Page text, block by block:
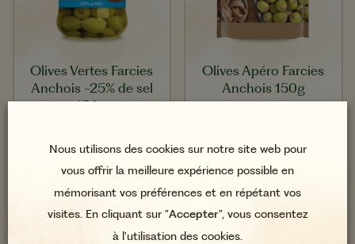
Olives Vertes Farcies
Anchois -25% de sel
180g
Olives Apéro Farcies
Anchois 150g
Nous utilisons des cookies sur notre site web pour
vous offrir la meilleure expérience possible en
mémorisant vos préférences et en répétant vos
visites. En cliquant sur "Accepter", vous consentez
à l'utilisation des cookies.